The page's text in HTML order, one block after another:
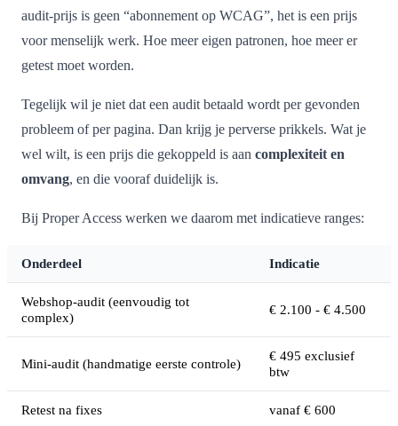
audit-prijs is geen “abonnement op WCAG”, het is een prijs
voor menselijk werk. Hoe meer eigen patronen, hoe meer er
getest moet worden.
Tegelijk wil je niet dat een audit betaald wordt per gevonden
probleem of per pagina. Dan krijg je perverse prikkels. Wat je
wel wilt, is een prijs die gekoppeld is aan complexiteit en
omvang, en die vooraf duidelijk is.
Bij Proper Access werken we daarom met indicatieve ranges:
Onderdeel Indicatie
Webshop-audit (eenvoudig tot
complex)
€ 2.100 - € 4.500
Mini-audit (handmatige eerste controle)
€ 495 exclusief
btw
Retest na fixes vanaf € 600